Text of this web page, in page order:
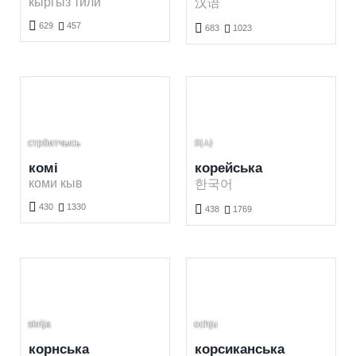
 629  457
汉语
 683  1023
стрӧитчысь
комі
коми кыв
 430  1330
의사
корейська
한국어
 438  1769
skrija
корнська
ochju
корсиканська